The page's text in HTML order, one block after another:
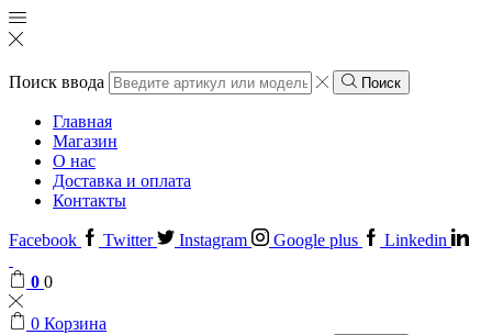
Поиск ввода Поиск
Главная
Магазин
О нас
Доставка и оплата
Контакты
Facebook Twitter Instagram Google plus Linkedin
0 0
0 Корзина